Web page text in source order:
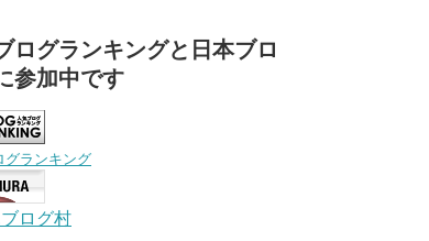
ログランキングと日本ブロ
参加中です
グランキング
ログ村